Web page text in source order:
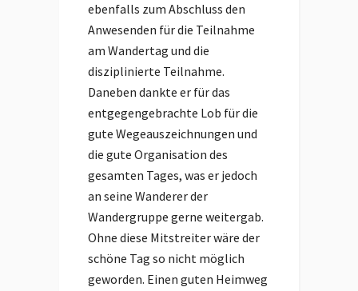
ebenfalls zum Abschluss den
Anwesenden für die Teilnahme
am Wandertag und die
disziplinierte Teilnahme.
Daneben dankte er für das
entgegengebrachte Lob für die
gute Wegeauszeichnungen und
die gute Organisation des
gesamten Tages, was er jedoch
an seine Wanderer der
Wandergruppe gerne weitergab.
Ohne diese Mitstreiter wäre der
schöne Tag so nicht möglich
geworden. Einen guten Heimweg